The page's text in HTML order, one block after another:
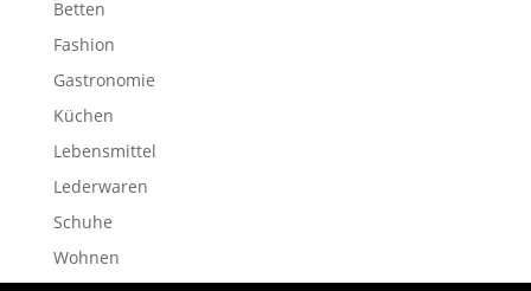
Betten
Fashion
Gastronomie
Küchen
Lebensmittel
Lederwaren
Schuhe
Wohnen